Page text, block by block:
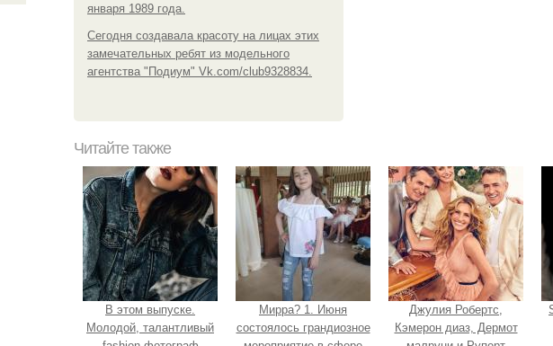
января 1989 года.
Сегодня создавала красоту на лицах этих
замечательных ребят из модельного
агентства "Подиум" Vk.com/club9328834.
Читайте также
В этом выпуске.
Молодой, талантливый
Мирра? 1. Июня
состоялось грандиозное
Джулия Робертс,
Кэмерон диаз, Дермот